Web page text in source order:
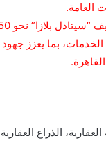
العامة.
بما يعزز
الذراع